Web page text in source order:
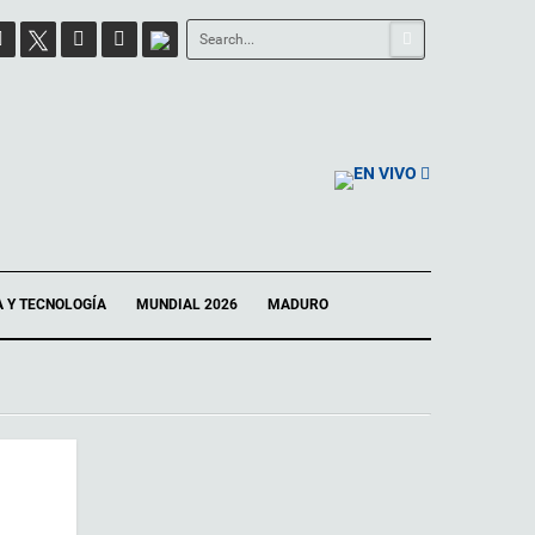
EN VIVO
Y TECNOLOGÍA MUNDIAL 2026 MADURO